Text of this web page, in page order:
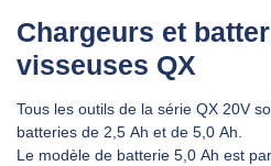
Nos
Atec
News
Chargeurs et
visseuses QX
Tous les outils de la série QX 20V
batteries de 2,5 Ah et de 5,0 Ah.
Le modèle de batterie 5,0 Ah est